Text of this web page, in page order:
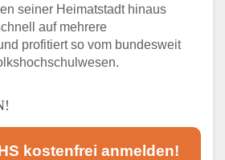
seiner Heimatstadt hinaus
auf mehrere
profitiert so vom bundesweit
kostenfrei anmelden!